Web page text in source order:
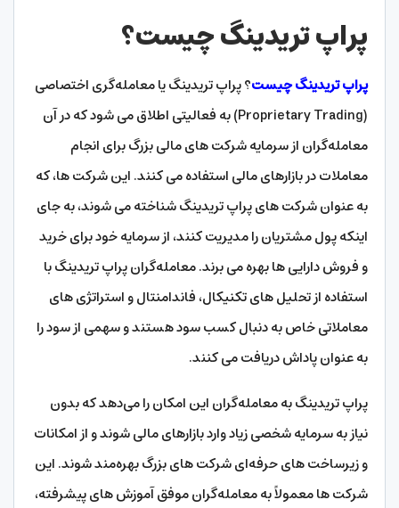
پراپ تریدینگ چیست؟
پراپ تریدینگ چیست؟ پراپ تریدینگ یا معامله‌گری اختصاصی
(Proprietary Trading) به فعالیتی اطلاق می‌ شود که در آن
معامله‌گران از سرمایه شرکت‌ های مالی بزرگ برای انجام
معاملات در بازارهای مالی استفاده می‌ کنند. این شرکت‌ ها، که
به عنوان شرکت‌ های پراپ تریدینگ شناخته می‌ شوند، به جای
اینکه پول مشتریان را مدیریت کنند، از سرمایه خود برای خرید
و فروش دارایی‌ ها بهره می‌ برند. معامله‌گران پراپ تریدینگ با
استفاده از تحلیل‌ های تکنیکال، فاندامنتال و استراتژی‌ های
معاملاتی خاص به دنبال کسب سود هستند و سهمی از سود را
به عنوان پاداش دریافت می‌ کنند.
پراپ تریدینگ به معامله‌گران این امکان را می‌دهد که بدون
نیاز به سرمایه شخصی زیاد وارد بازارهای مالی شوند و از امکانات
و زیرساخت‌ های حرفه‌ای شرکت‌ های بزرگ بهره‌مند شوند. این
شرکت‌ ها معمولاً به معامله‌گران موفق آموزش‌ های پیشرفته،